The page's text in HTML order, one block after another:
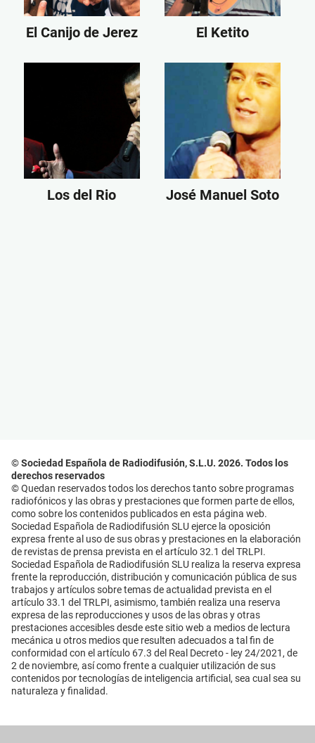
El Canijo de Jerez El Ketito
Los del Rio José Manuel Soto
© Sociedad Española de Radiodifusión, S.L.U. 2026. Todos los
derechos reservados
© Quedan reservados todos los derechos tanto sobre programas
radiofónicos y las obras y prestaciones que formen parte de ellos,
como sobre los contenidos publicados en esta página web.
Sociedad Española de Radiodifusión SLU ejerce la oposición
expresa frente al uso de sus obras y prestaciones en la elaboración
de revistas de prensa prevista en el artículo 32.1 del TRLPI.
Sociedad Española de Radiodifusión SLU realiza la reserva expresa
frente la reproducción, distribución y comunicación pública de sus
trabajos y artículos sobre temas de actualidad prevista en el
artículo 33.1 del TRLPI, asimismo, también realiza una reserva
expresa de las reproducciones y usos de las obras y otras
prestaciones accesibles desde este sitio web a medios de lectura
mecánica u otros medios que resulten adecuados a tal fin de
conformidad con el artículo 67.3 del Real Decreto - ley 24/2021, de
2 de noviembre, así como frente a cualquier utilización de sus
contenidos por tecnologías de inteligencia artificial, sea cual sea su
naturaleza y finalidad.